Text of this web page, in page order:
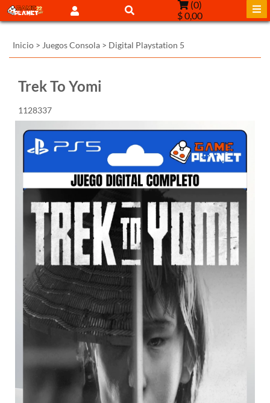
(0)
$ 0,00
Inicio > Juegos Consola > Digital Playstation 5
Trek To Yomi
1128337